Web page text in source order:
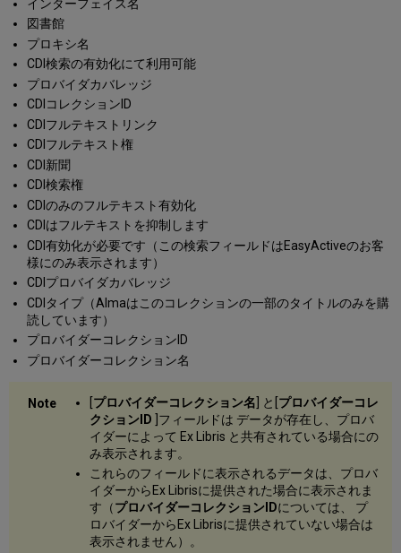
インターフェイス名
図書館
プロキシ名
CDI検索の有効化にて利用可能
プロバイダカバレッジ
CDIコレクションID
CDIフルテキストリンク
CDIフルテキスト権
CDI新聞
CDI検索権
CDIのみのフルテキスト有効化
CDIはフルテキストを抑制します
CDI有効化が必要です（この検索フィールドはEasyActiveのお客
様にのみ表示されます）
CDIプロバイダカバレッジ
CDIタイプ（Almaはこのコレクションの一部のタイトルのみを購
読しています）
プロバイダーコレクションID
プロバイダーコレクション名
プロバイダーコレクション名 ] と[ プロバイダーコレ
クションID ]フィールドは データが存在し、プロバ
イダーによって Ex Libris と共有されている場合にの
み表示されます。
これらのフィールドに表示されるデータは、プロバ
イダーからEx Librisに提供された場合に表示されま
す（プロバイダーコレクションIDについては、 プ
ロバイダーからEx Librisに提供されていない場合は
表示されません）。